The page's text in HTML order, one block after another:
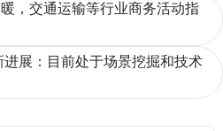
，交通运输等行业商务活动指
进展：目前处于场景挖掘和技术